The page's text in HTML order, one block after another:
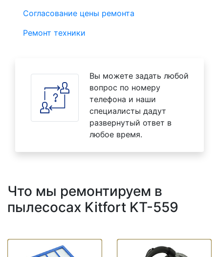
Согласование цены ремонта
Ремонт техники
Вы можете задать любой
вопрос по номеру
телефона и наши
специалисты дадут
развернутый ответ в
любое время.
Что мы ремонтируем в
пылесосах Kitfort KT-559